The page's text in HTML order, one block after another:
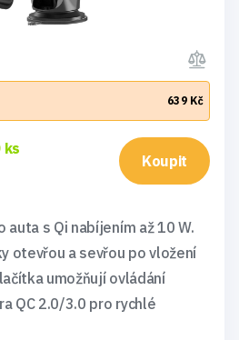
639 Kč
ks
Koupit
s Qi nabíjením až 10 W.
otevřou a sevřou po vložení
umožňují ovládání
QC 2.0/3.0 pro rychlé